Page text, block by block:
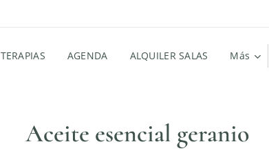
TERAPIAS AGENDA ALQUILER SALAS Más
Aceite esencial geranio